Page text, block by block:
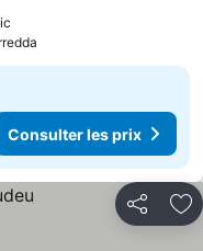
Consulter les prix
Partager